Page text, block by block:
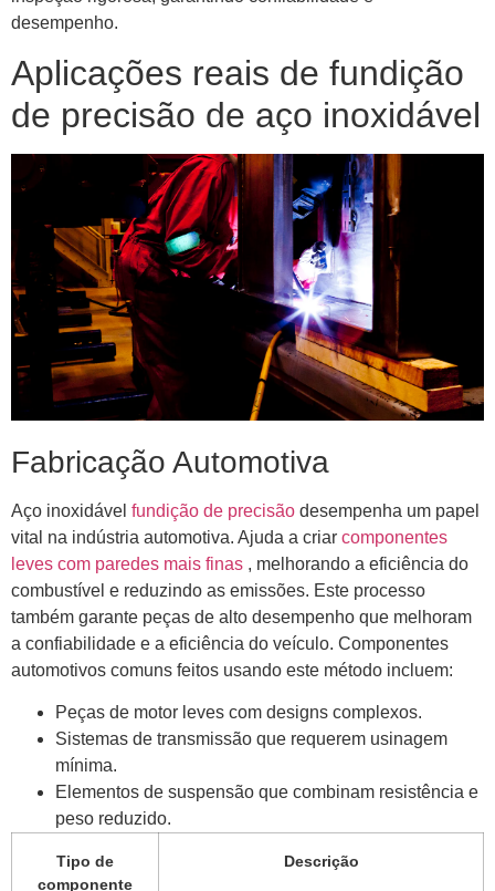
desempenho.
Aplicações reais de fundição
de precisão de aço inoxidável
Fabricação Automotiva
Aço inoxidável fundição de precisão desempenha um papel
vital na indústria automotiva. Ajuda a criar componentes
leves com paredes mais finas , melhorando a eficiência do
combustível e reduzindo as emissões. Este processo
também garante peças de alto desempenho que melhoram
a confiabilidade e a eficiência do veículo. Componentes
automotivos comuns feitos usando este método incluem:
Peças de motor leves com designs complexos.
Sistemas de transmissão que requerem usinagem
mínima.
Elementos de suspensão que combinam resistência e
peso reduzido.
Tipo de
componente
Descrição